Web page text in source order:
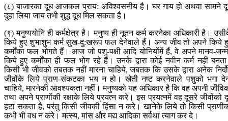
(८) बाजारका दूध आजकल प्राय: अविश्वसनीय है। घर गाय हो अथवा सामने
दुहा लिया जाय तभी शुद्ध दूध मिल सकता है।
(९) मनुष्ययोनि ही कर्मक्षेत्र है। मनुष्य ही नूतन कर्म करनेका अधिकारी है।
किये हुए शुभाशुभ कर्म सुख-दु:खरूप फल देनेवाले हैं। अन्य जीव तो अपने किये
कर्मोंका फल भोगते हैं। आज जो पशु-पक्षी आदि योनियोंमें हैं, वे अपने मानव-
किये हुए कर्मोंका ही फल भोग रहे हैं। उनके द्वारा कोई नवीन कर्म नहीं
किसी भी जीवको तबतक नहीं मारना चाहिये, जबतक कि उसके द्वारा अनेक
जीवोंके लिये प्राण-संकटका भय न हो। खेती नष्ट करनेवाले पशुको भगा
चाहिये, मारनेकी आवश्यकता नहीं। मनुष्यको यह अधिकार है कि वह अपनी
तथा अपने प्राणोंकी रक्षाके लिये प्रयत्न करे। इस प्रयत्नमें वह दूसरे जीवोंको
हटा सकता है, परंतु किसी जीवकी हिंसा न करे। खानेके लिये तो किसी
कभी भी वध न करे। मत्स्य, मांस और मद्य आदिका सर्वथा त्याग कर दे।